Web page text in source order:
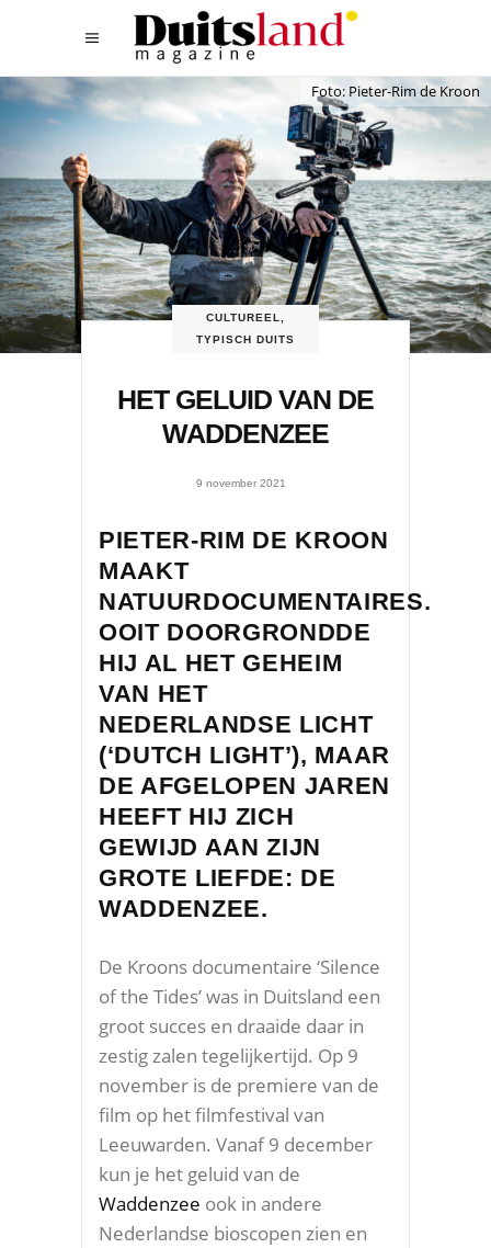
Foto: Pieter-Rim de Kroon
CULTUREEL,
TYPISCH DUITS
HET GELUID VAN DE
WADDENZEE
9 november 2021
PIETER-RIM DE KROON
MAAKT
NATUURDOCUMENTAIRES.
OOIT DOORGRONDDE
HIJ AL HET GEHEIM
VAN HET
NEDERLANDSE LICHT
(‘DUTCH LIGHT’), MAAR
DE AFGELOPEN JAREN
HEEFT HIJ ZICH
GEWIJD AAN ZIJN
GROTE LIEFDE: DE
WADDENZEE.
De Kroons documentaire ‘Silence
of the Tides’ was in Duitsland een
groot succes en draaide daar in
zestig zalen tegelijkertijd. Op 9
november is de premiere van de
film op het filmfestival van
Leeuwarden. Vanaf 9 december
kun je het geluid van de
Waddenzee ook in andere
Nederlandse bioscopen zien en